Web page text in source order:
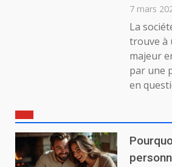
7 mars
La
trouve à
majeur
par une
en